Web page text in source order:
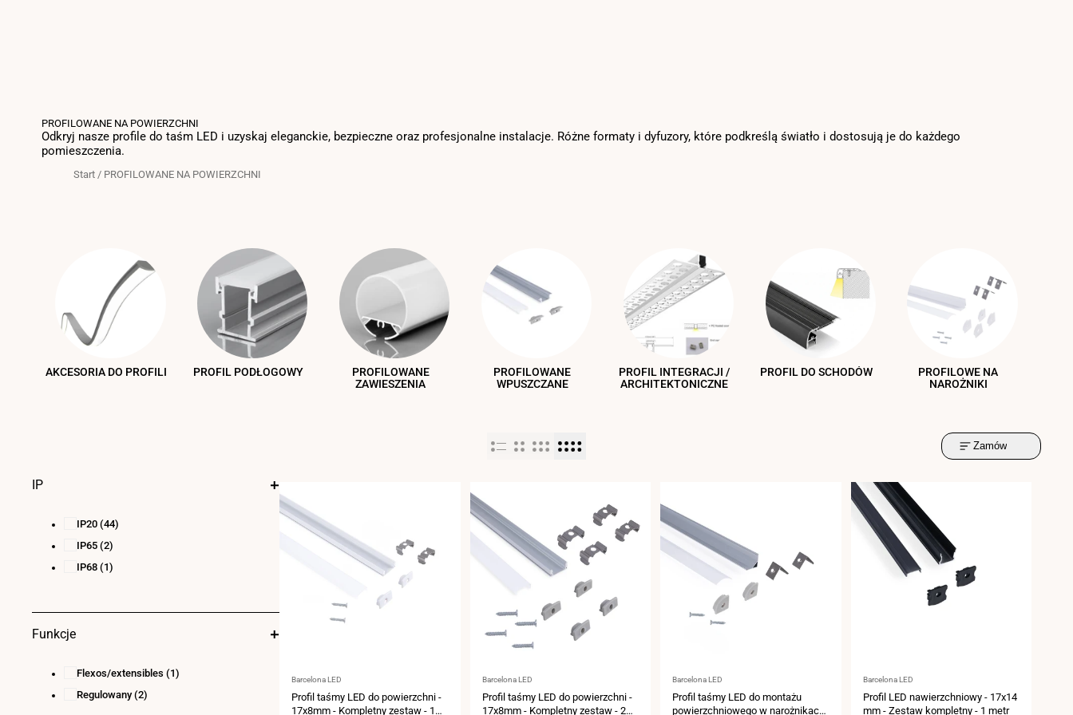
PROFILOWANE NA POWIERZCHNI
Odkryj nasze profile do taśm LED i uzyskaj eleganckie, bezpieczne oraz profesjonalne instalacje. Różne formaty i dyfuzory, które podkreślą światło i dostosują je do każdego
pomieszczenia.
Start / PROFILOWANE NA POWIERZCHNI
AKCESORIA DO PROFILI PROFIL PODŁOGOWY
PROFILOWANE
ZAWIESZENIA
PROFILOWANE
WPUSZCZANE
PROFIL INTEGRACJI /
ARCHITEKTONICZNE
PROFIL DO SCHODÓW
PROFILOWE NA
NAROŻNIKI
Zamów
Dostawca:
Barcelona LED
Profil taśmy LED do powierzchni -
17x8mm - Kompletny zestaw - 1
Dostawca:
Barcelona LED
Profil taśmy LED do powierzchni -
17x8mm - Kompletny zestaw - 2
Dostawca:
Barcelona LED
Profil taśmy LED do montażu
powierzchniowego w narożnikach
Dostawca:
Barcelona LED
Profil LED nawierzchniowy - 17x14
mm - Zestaw kompletny - 1 metr
IP
IP20 (44)
IP65 (2)
IP68 (1)
Funkcje
Flexos/extensibles (1)
Regulowany (2)